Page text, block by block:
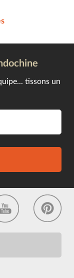
tissons un